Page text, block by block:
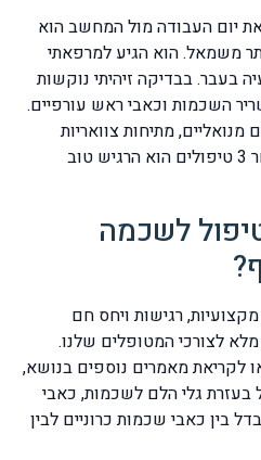
את יום העבודה מול המחשב הוא
משמאל. הוא הגיע למרפאתי
בעבר. בבדיקה זיהיתי נוקשות
השכמות וכאבי ראש עורפיים.
מתיחות צוואריות
לסרוגין וגלי הלם לשכמות. לאחר 3 טיפולים הוא הרגיש טוב
לשכמה
רגישות ויחס חם
לצורכי המטופלים שלנו.
לקריאת מאמרים נוספים בנושא,
בעזרת גלי הלם לשכמות, כאבי
בין כאבי שכמות כרוניים לבין